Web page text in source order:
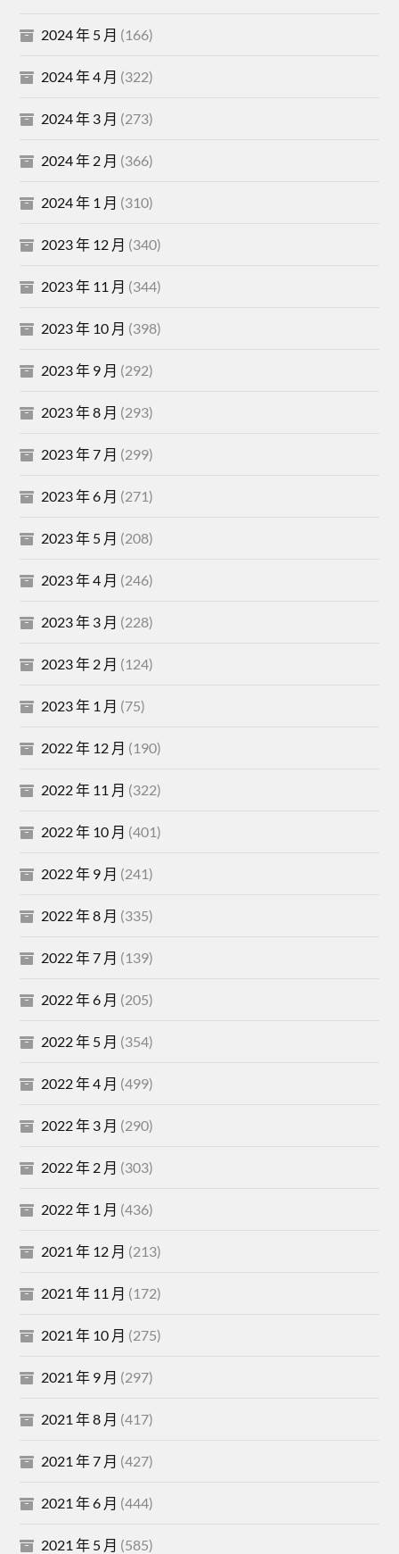
2024 年 5 月 (166)
2024 年 4 月 (322)
2024 年 3 月 (273)
2024 年 2 月 (366)
2024 年 1 月 (310)
2023 年 12 月 (340)
2023 年 11 月 (344)
2023 年 10 月 (398)
2023 年 9 月 (292)
2023 年 8 月 (293)
2023 年 7 月 (299)
2023 年 6 月 (271)
2023 年 5 月 (208)
2023 年 4 月 (246)
2023 年 3 月 (228)
2023 年 2 月 (124)
2023 年 1 月 (75)
2022 年 12 月 (190)
2022 年 11 月 (322)
2022 年 10 月 (401)
2022 年 9 月 (241)
2022 年 8 月 (335)
2022 年 7 月 (139)
2022 年 6 月 (205)
2022 年 5 月 (354)
2022 年 4 月 (499)
2022 年 3 月 (290)
2022 年 2 月 (303)
2022 年 1 月 (436)
2021 年 12 月 (213)
2021 年 11 月 (172)
2021 年 10 月 (275)
2021 年 9 月 (297)
2021 年 8 月 (417)
2021 年 7 月 (427)
2021 年 6 月 (444)
2021 年 5 月 (585)